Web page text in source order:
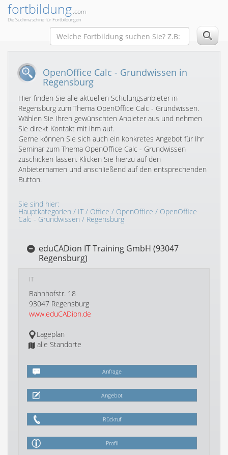
fortbildung.com
Die Suchmaschine für Fortbildungen
OpenOffice Calc - Grundwissen in
Regensburg
Hier finden Sie alle aktuellen Schulungsanbieter in
Regensburg zum Thema OpenOffice Calc - Grundwissen.
Wählen Sie Ihren gewünschten Anbieter aus und nehmen
Sie direkt Kontakt mit ihm auf.
Gerne können Sie sich auch ein konkretes Angebot für Ihr
Seminar zum Thema OpenOffice Calc - Grundwissen
zuschicken lassen. Klicken Sie hierzu auf den
Anbieternamen und anschließend auf den entsprechenden
Button.
Sie sind hier:
Hauptkategorien / IT/ Office / OpenOffice / OpenOffice
Calc - Grundwissen / Regensburg
eduCADion IT Training GmbH (93047
Regensburg)
IT
Bahnhofstr. 18
93047 Regensburg
www.eduCADion.de
Lageplan
alle Standorte
Anfrage
Angebot
Rückruf
Profil